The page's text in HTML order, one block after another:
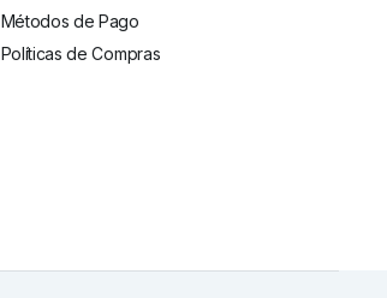
Métodos de Pago
Políticas de Compras